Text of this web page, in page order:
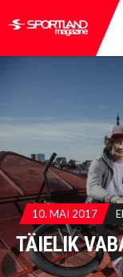
10. MAI 2017
TÄIELIK